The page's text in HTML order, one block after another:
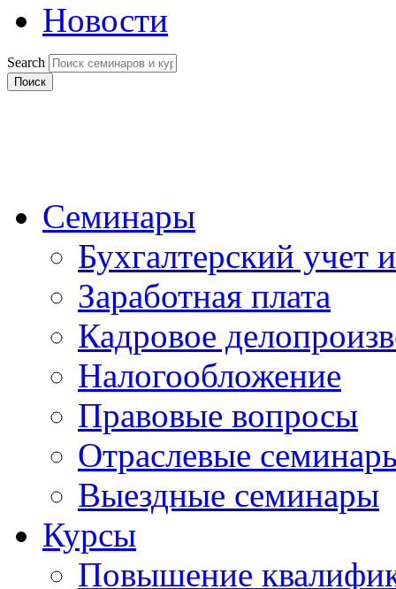
Новости
Search
Поиск
Семинары
Бухгалтерский учет
Заработная плата
Кадровое
Налогообложение
Правовые вопросы
Отраслевые
Выездные семинары
Курсы
Повышение